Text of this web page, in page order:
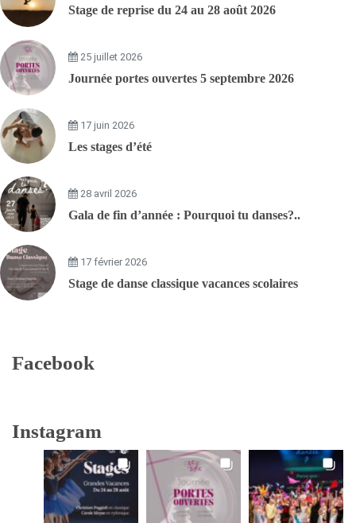
Stage de reprise du 24 au 28 août 2026
25 juillet 2026
Journée portes ouvertes 5 septembre 2026
17 juin 2026
Les stages d’été
28 avril 2026
Gala de fin d’année : Pourquoi tu danses?..
17 février 2026
Stage de danse classique vacances scolaires
Facebook
Instagram